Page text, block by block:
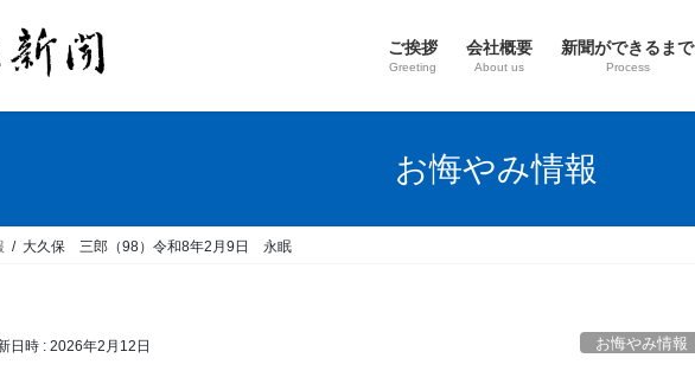
ご挨拶
Greeting
会社概要
About us
新聞ができるまで
Process
お悔やみ情報
大久保 三郎（98）令和8年2月9日 永眠
日時 : 2026年2月12日 お悔やみ情報